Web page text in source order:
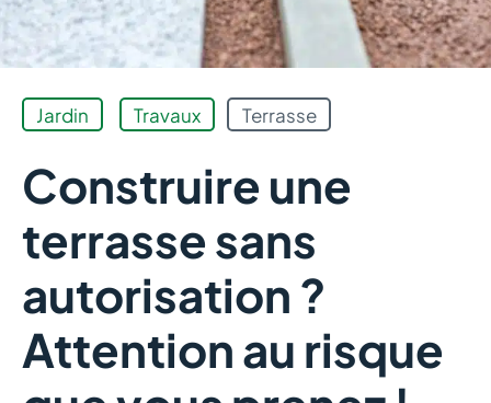
Jardin Travaux Terrasse
Construire une
terrasse sans
autorisation ?
Attention au risque